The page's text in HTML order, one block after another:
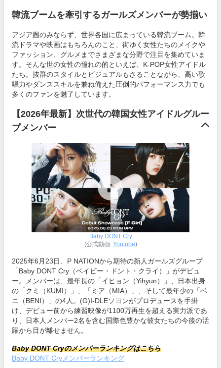
韓流ブームを牽引するガールズメンバーが勢揃い
アジア圏のみならず、世界各国に広まっている韓流ブーム。韓
流ドラマや映画はもちろんのこと、街ゆく女性たちのメイクや
ファッション、グルメまでさまざまな分野で注目を集めていま
す。そんな世の女性の憧れの的といえば、K-POP女性アイドル
たち。抜群のスタイルとビジュアルもさることながら、高い歌
唱力やダンススキルを兼ね備えた圧倒的パフォーマンス力でも
多くのファンを魅了しています。
【2026年最新】次世代の韓国女性アイドルグルー
プメンバー
Baby DONT Cry
(公式動画: Youtube)
2025年6月23日、P NATIONから期待の新人ガールズグループ
「Baby DONT Cry（ベイビー・ドント・クライ）」がデビュ
ー。メンバーは、最年長の「イヒョン（Yihyun）」、日本出身
の「クミ（KUMI）」、「ミア（MIA）」、そして最年少の「ベ
ニ（BENI）」の4人。(G)I-DLEソヨンがプロデュースを手掛
け、デビュー前から練習映像が1100万再生を超える実力派であ
り、日本人メンバー2名を含む国際色豊かな彼女たちの今後の活
躍から目が離せません。
Baby DONT Cryのメンバーランキングはこちら
Baby DONT Cryメンバーランキング